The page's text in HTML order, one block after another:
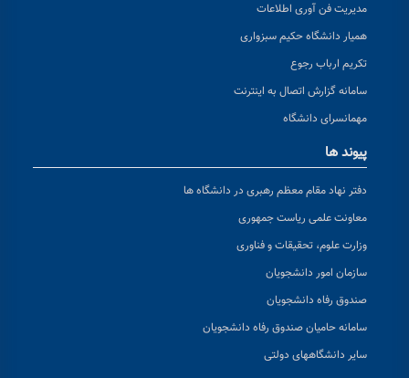
مدیریت فن آوری اطلاعات
همیار دانشگاه حکیم سبزواری
تکریم ارباب رجوع
سامانه گزارش اتصال به اینترنت
مهمانسرای دانشگاه
پیوند ها
دفتر نهاد مقام معظم رهبری در دانشگاه ها
معاونت علمی ریاست جمهوری
وزارت علوم، تحقیقات و فناوری
سازمان امور دانشجویان
صندوق رفاه دانشجویان
سامانه حامیان صندوق رفاه دانشجویان
سایر دانشگاههای دولتی